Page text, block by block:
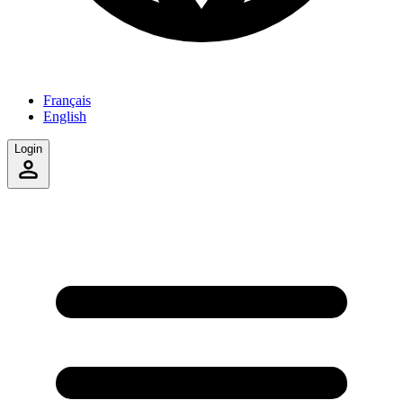
Français
English
Login